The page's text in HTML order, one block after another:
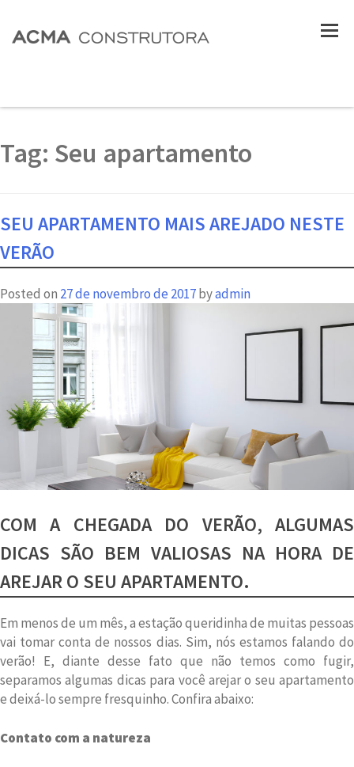
Tag: Seu apartamento
SEU APARTAMENTO MAIS AREJADO NESTE
VERÃO
Posted on 27 de novembro de 2017byadmin
COM A CHEGADA DO VERÃO, ALGUMAS
DICAS SÃO BEM VALIOSAS NA HORA DE
AREJAR O SEU APARTAMENTO.
Em menos de um mês, a estação queridinha de muitas pessoas
vai tomar conta de nossos dias. Sim, nós estamos falando do
verão! E, diante desse fato que não temos como fugir,
separamos algumas dicas para você arejar o seu apartamento
e deixá-lo sempre fresquinho. Confira abaixo:
Contato com a natureza